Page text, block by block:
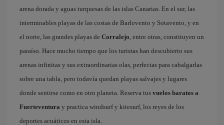
arena dorada y aguas turquesas de las islas Canarias. En el sur, las
interminables playas de las costas de Barlovento y Sotavento, y en
el norte, las grandes playas de Corralejo, entre otras, constituyen un
paraíso. Hace mucho tiempo que los turistas han descubierto sus
arenas infinitas y sus extraordinarias olas, perfectas para cabalgarlas
sobre una tabla, pero todavía quedan playas salvajes y lugares
donde sentirse como en otro planeta. Reserva tus vuelos baratos a
Fuerteventura y practica windsurf y kitesurf, los reyes de los
deportes acuáticos en esta isla.